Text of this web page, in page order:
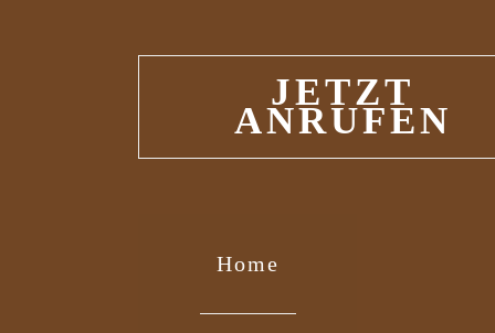
JETZT
ANRUFEN
Home